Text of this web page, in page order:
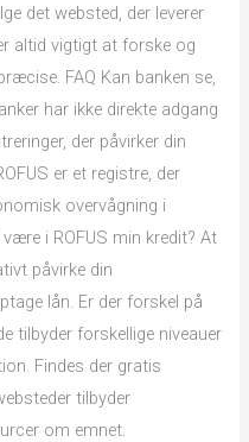
det websted, der leverer
altid vigtigt at forske og
FAQ Kan banken se,
har ikke direkte adgang
der påvirker din
er et registre, der
overvågning i
i ROFUS min kredit? At
påvirke din
lån. Er der forskel på
tilbyder forskellige niveauer
Findes der gratis
tilbyder
om emnet.